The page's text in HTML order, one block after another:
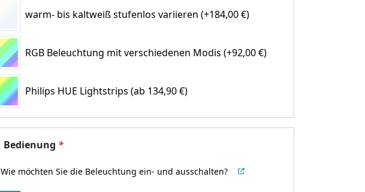
warm- bis kaltweiß stufenlos variieren (+184,00 €)
RGB Beleuchtung mit verschiedenen Modis (+92,00 €)
Philips HUE Lightstrips (ab 134,90 €)
Bedienung *
Wie möchten Sie die Beleuchtung ein- und ausschalten?